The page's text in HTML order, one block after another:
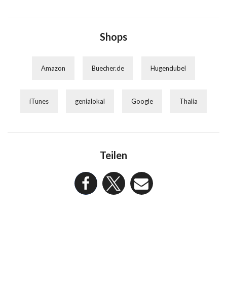
Shops
Amazon Buecher.de Hugendubel
iTunes genialokal Google Thalia
Teilen